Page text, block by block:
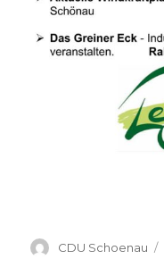
Autor
CDU Schoenau